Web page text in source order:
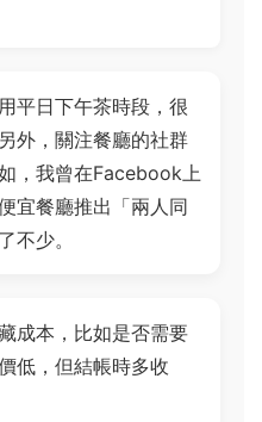
平日下午茶時段，很
外，關注餐廳的社群
，我曾在Facebook上
宜餐廳推出「兩人同
不少。
成本，比如是否需要
低，但結帳時多收